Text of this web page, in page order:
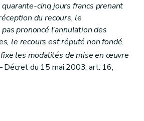
cinq jours francs prenant
du recours, le
prononcé l'annulation des
le recours est réputé non fondé.
les modalités de mise en œuvre
Décret du 15 mai 2003, art. 16,